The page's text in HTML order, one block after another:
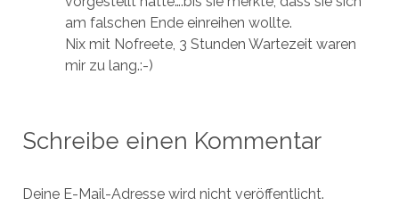
am falschen Ende einreihen wollte.
Nix mit Nofreete, 3 Stunden Wartezeit waren
mir zu lang.:-)
Schreibe einen Kommentar
Deine E-Mail-Adresse wird nicht veröffentlicht.